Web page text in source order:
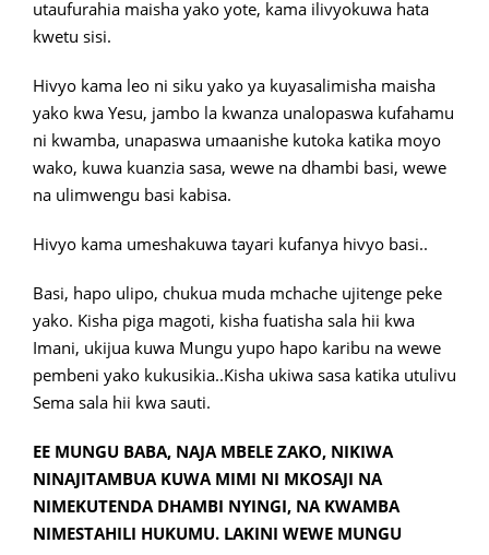
utaufurahia maisha yako yote, kama ilivyokuwa hata
kwetu sisi.
Hivyo kama leo ni siku yako ya kuyasalimisha maisha
yako kwa Yesu, jambo la kwanza unalopaswa kufahamu
ni kwamba, unapaswa umaanishe kutoka katika moyo
wako, kuwa kuanzia sasa, wewe na dhambi basi, wewe
na ulimwengu basi kabisa.
Hivyo kama umeshakuwa tayari kufanya hivyo basi..
Basi, hapo ulipo, chukua muda mchache ujitenge peke
yako. Kisha piga magoti, kisha fuatisha sala hii kwa
Imani, ukijua kuwa Mungu yupo hapo karibu na wewe
pembeni yako kukusikia..Kisha ukiwa sasa katika utulivu
Sema sala hii kwa sauti.
EE MUNGU BABA, NAJA MBELE ZAKO, NIKIWA
NINAJITAMBUA KUWA MIMI NI MKOSAJI NA
NIMEKUTENDA DHAMBI NYINGI, NA KWAMBA
NIMESTAHILI HUKUMU. LAKINI WEWE MUNGU